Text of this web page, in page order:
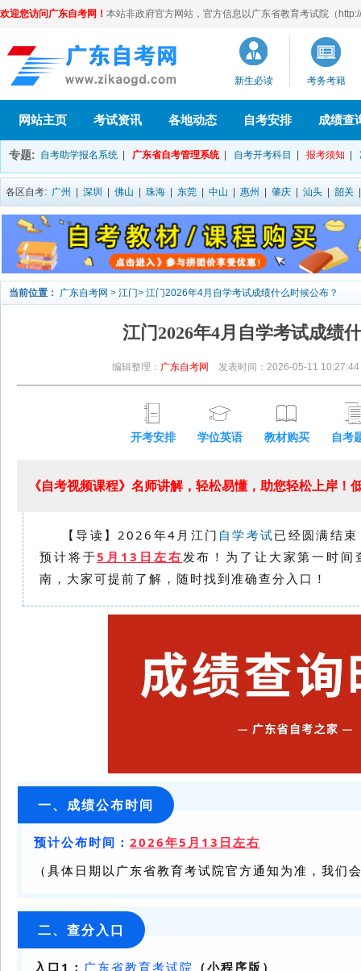
欢迎您访问广东自考网！ 本站非政府官方网站，官方信息以广东省教育考试院（
新生必读 考务考籍
网站主页 考试资讯 各地动态 自考安排 成绩查
专题: 自考助学报名系统 广东省自考管理系统 自考开考科目 报考须知
各区自考: 广州 深圳 佛山 珠海 东莞 中山 惠州 肇庆 汕头 韶关
当前位置： 广东自考网 > 江门> 江门2026年4月自学考试成绩什么时候公布？
江门2026年4月自学考试成绩
编辑整理： 广东自考网 发表时间：2026-05-11 10:27:44
开考安排 学位英语 教材购买 自考
《自考视频课程》名师讲解，轻松易懂，助您轻松上岸！
【导读】2026年4月江门 自学考试已经圆满结
预计将于5月13日左右发布！为了让大家第一时
南，大家可提前了解，随时找到准确查分入口！
一、成绩公布时间
预计公布时间： 2026年5月13日左右
（具体日期以广东省教育考试院官方通知为准，我们
二、查分入口
入口1： 广东省教育考试院 （小程序版）